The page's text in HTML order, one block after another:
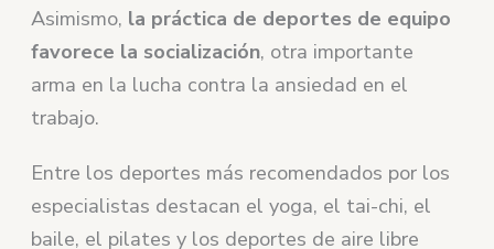
Asimismo, la práctica de deportes de equipo
favorece la socialización, otra importante
arma en la lucha contra la ansiedad en el
trabajo.
Entre los deportes más recomendados por los
especialistas destacan el yoga, el tai-chi, el
baile, el pilates y los deportes de aire libre